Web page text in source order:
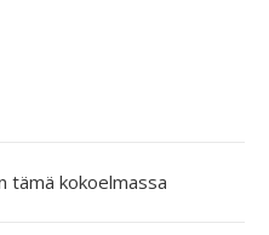
tämä kokoelmassa